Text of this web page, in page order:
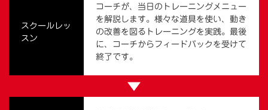
スクールレッ
スン
コーチが、当日のトレーニングメニュー
を解説します。様々な道具を使い、動き
の改善を図るトレーニングを実践。最後
に、コーチからフィードバックを受けて
終了です。
▼